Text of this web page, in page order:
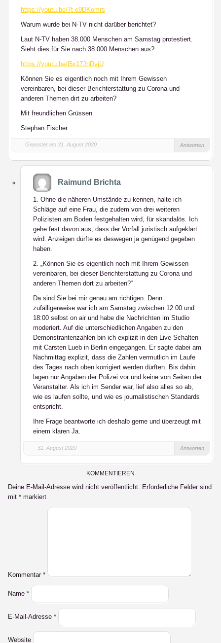
https://youtu.be/7t-e9DKomrs
Warum wurde bei N-TV nicht darüber berichtet?
Laut N-TV haben 38.000 Menschen am Samstag protestiert.
Sieht dies für Sie nach 38.000 Menschen aus?
https://youtu.be/l5x17JnDvjU
Können Sie es eigentlich noch mit Ihrem Gewissen
vereinbaren, bei dieser Berichterstattung zu Corona und
anderen Themen dirt zu arbeiten?
Mit freundlichen Grüssen
Stephan Fischer
Gepostet am 31. August 2020 Antworten
Raimund Brichta
1. Ohne die näheren Umstände zu kennen, halte ich
Schläge auf eine Frau, die zudem von drei weiteren
Polizisten am Boden festgehalten wird, für skandalös. Ich
gehe fest davon aus, dass der Vorfall juristisch aufgeklärt
wird. Anzeigen dürfte es deswegen ja genügend gegeben
haben.
2. „Können Sie es eigentlich noch mit Ihrem Gewissen
vereinbaren, bei dieser Berichterstattung zu Corona und
anderen Themen dort zu arbeiten?“
Da sind Sie bei mir genau am richtigen. Denn
zufälligerweise war ich am Samstag zwischen 12:00 und
18:00 selbst on air und habe die Nachrichten im Studio
moderiert. Auf die unterschiedlichen Angaben zu den
Demonstrantenzahlen bin ich explizit in den Live-Schalten
mit Carsten Lueb in Berlin eingegangen. Er sagte dabei am
Nachmittag explizit, dass die Zahlen vermutlich im Laufe
des Tages nach oben korrigiert werden dürften. Bis dahin
lagen nur Angaben der Polizei vor und keine von Seiten der
Veranstalter. Als ich im Sender war, lief also alles so ab,
wie es laufen sollte, und wie es journalistischen Standards
entspricht.
Ihre Frage beantworte ich deshalb gerne und überzeugt mit
einem klaren Ja.
31. August 2020 Antworten
KOMMENTIEREN
Deine E-Mail-Adresse wird nicht veröffentlicht. Erforderliche Felder sind
mit * markiert
Kommentar *
Name *
E-Mail-Adresse *
Website